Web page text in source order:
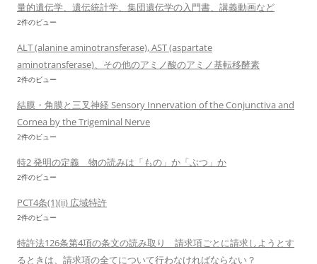
量的遺伝学、遺伝統計学、集団遺伝学の入門書、講義動画など
2件のビュー
ALT (alanine aminotransferase), AST (aspartate
aminotransferase)、その他のアミノ酸のアミノ基転移酵素
2件のビュー
結膜・角膜と三叉神経 Sensory Innervation of the Conjunctiva and
Cornea by the Trigeminal Nerve
2件のビュー
特2 発明の定義 物の読みは「もの」か「ぶつ」か
2件のビュー
PCT4条(1)(ii) 広域特許
2件のビュー
特許法126条第4項の条文の読み取り 請求項ごとに請求しようとす
るときは、請求項の全てについて行わなければならない？